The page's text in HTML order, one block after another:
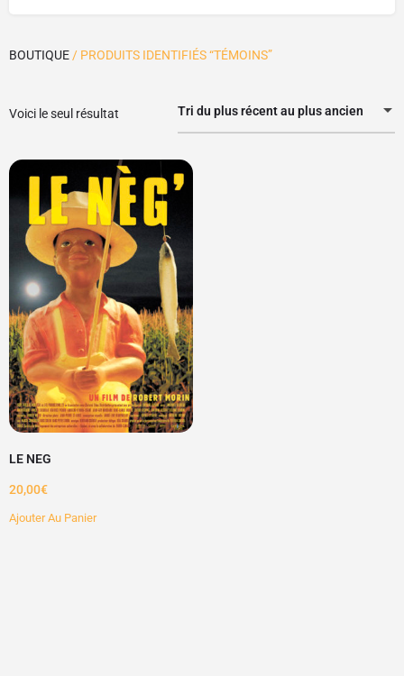
BOUTIQUE / PRODUITS IDENTIFIÉS “TÉMOINS”
Voici le seul résultat Tri du plus récent au plus ancien
LE NEG
20,00€
Ajouter Au Panier